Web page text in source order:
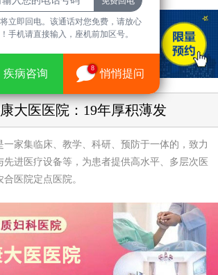
大医医院：19年厚积薄发
一家集临床、教学、科研、预防于一体的，致力
先进医疗设备等，为患者提供高水平、多层次医
医院定点医院。
立即回电。该通话对您免费，请放心
手机请直接输入，座机前加区号。
疾病咨询 8 悄悄提问